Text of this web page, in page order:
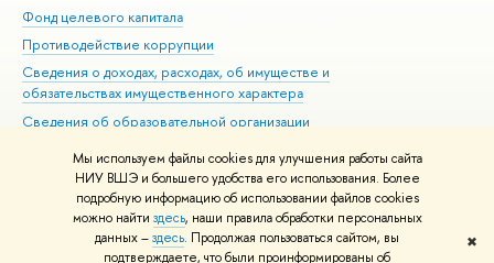
Мы используем файлы cookies для улучшения работы сайта
НИУ ВШЭ и большего удобства его использования. Более
подробную информацию об использовании файлов cookies
можно найти здесь, наши правила обработки персональных
данных –здесь. Продолжая пользоваться сайтом, вы
подтверждаете, что были проинформированы об
✖
Фонд целевого капитала
Противодействие коррупции
Сведения о доходах, расходах, об имуществе и
обязательствах имущественного характера
Сведения об образовательной организации
Людям с ограниченными возможностями здоровья
Единая платежная страница
Работа в Вышке